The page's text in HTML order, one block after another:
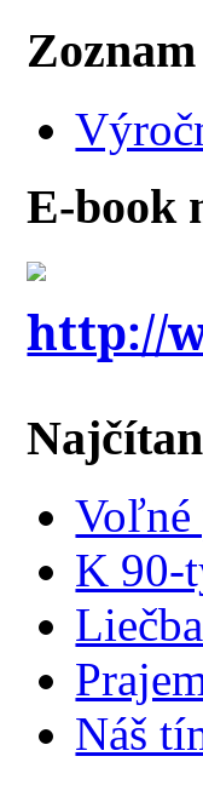
E-book
http://
Voľné
K 90-
Náš